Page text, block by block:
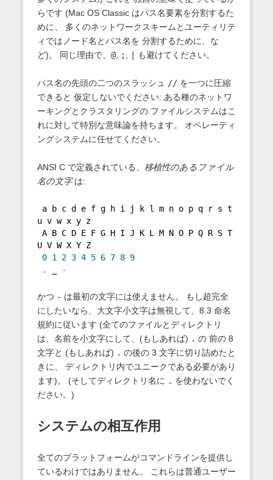
らです (Mac OS Classic はパス名要素を分割するた
めに、 多くのネットワークスキームとユーティリテ
ィではノード名とパス名を 分割するために、な
ど)。 同じ理由で、 @, ; も避けてください。
パス名の先頭の二つのスラッシュ //を一つに圧縮
できると 仮定しないでください: ある種のネットワ
ーキングとクラスタリングの ファイルシステムはこ
れに対して特別な意味論を持ちます。 オペレーティ
ングシステムに任せてください。
ANSI C で定義されている、 移植性のあるファイル
名の文字は:
a b c d e f g h i j k l m n o p q r s t
u v w x y z
A B C D E F G H I J K L M N O P Q R S T
U V W X Y Z
0 1 2 3 4 5 6 7 8 9
.
-
かつ - は最初の文字には使えません。 もし超完全
にしたいなら、大文字小文字は無視して、8.3 命名
規約に従います (全てのファイルとディレクトリ
は、名前を小文字にして、(もしあれば) . の 前の 8
文字と (もしあれば) . の後の 3 文字に切り詰めたと
きに、 ディレクトリ内でユニークである必要があり
ます)。 (そしてディレクトリ名に . を使わないでく
ださい。)
システムの相互作用
全てのプラットフォームがコマンドラインを提供し
ているわけではありません。 これらは普通ユーザー